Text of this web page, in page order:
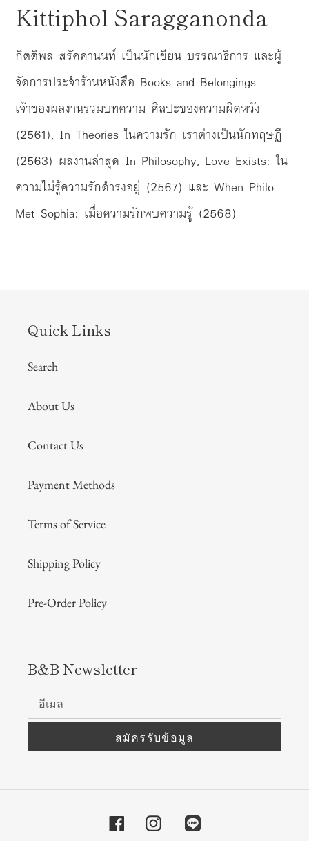
Kittiphol Saragganonda
กิตติพล สรัคคานนท์ เป็นนักเขียน บรรณาธิการ และผู้
จัดการประจำร้านหนังสือ Books and Belongings
เจ้าของผลงานรวมบทความ ศิลปะของความผิดหวัง
(2561), In Theories ในความรัก เราต่างเป็นนักทฤษฎี
(2563) ผลงานล่าสุด In Philosophy, Love Exists: ใน
ความไม่รู้ความรักดำรงอยู่ (2567) และ When Philo
Met Sophia: เมื่อความรักพบความรู้ (2568)
Quick Links
Search
About Us
Contact Us
Payment Methods
Terms of Service
Shipping Policy
Pre-Order Policy
B&B Newsletter
สมัครรับข้อมูล
FacebookInstagram